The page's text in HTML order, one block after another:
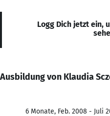
Logg Dich jetzt ein,
Ausbildung von Klaudia
6 Monate, Feb. 2008 - Juli